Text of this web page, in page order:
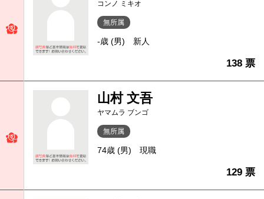
コンノ ミキオ
無所属
-歳 (男) 新人
138 票
山村 文吾
ヤマムラ ブンゴ
無所属
74歳 (男) 現職
129 票